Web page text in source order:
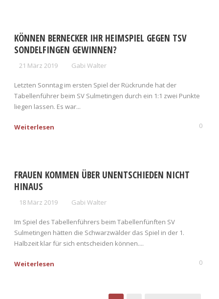
KÖNNEN BERNECKER IHR HEIMSPIEL GEGEN TSV
SONDELFINGEN GEWINNEN?
21 März 2019 Gabi Walter
Letzten Sonntag im ersten Spiel der Rückrunde hat der
Tabellenführer beim SV Sulmetingen durch ein 1:1 zwei Punkte
liegen lassen. Es war...
Weiterlesen 0
FRAUEN KOMMEN ÜBER UNENTSCHIEDEN NICHT
HINAUS
18 März 2019 Gabi Walter
Im Spiel des Tabellenführers beim Tabellenfünften SV
Sulmetingen hätten die Schwarzwälder das Spiel in der 1.
Halbzeit klar für sich entscheiden können....
Weiterlesen 0